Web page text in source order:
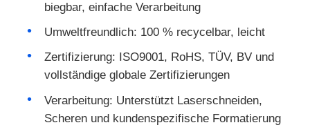
biegbar, einfache Verarbeitung
Umweltfreundlich: 100 % recycelbar, leicht
Zertifizierung: ISO9001, RoHS, TÜV, BV und
vollständige globale Zertifizierungen
Verarbeitung: Unterstützt Laserschneiden,
Scheren und kundenspezifische Formatierung